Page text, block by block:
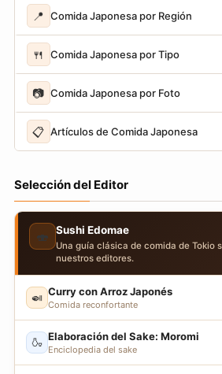
📍 Comida Japonesa por Región
🍴 Comida Japonesa por Tipo
📷 Comida Japonesa por Foto
📋 Artículos de Comida Japonesa
Selección del Editor
🍣 Sushi Edomae
Una guía clásica de comida de Tokio
nuestros editores.
🍛 Curry con Arroz Japonés
Comida reconfortante
🍶 Elaboración del Sake: Moromi
Enciclopedia del sake